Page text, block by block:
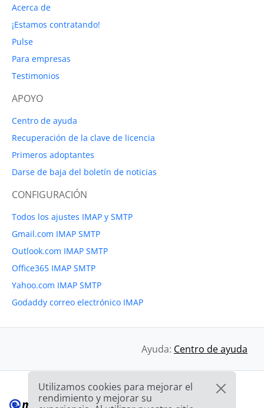
Acerca de
¡Estamos contratando!
Pulse
Para empresas
Testimonios
APOYO
Centro de ayuda
Recuperación de la clave de licencia
Primeros adoptantes
Darse de baja del boletín de noticias
CONFIGURACIÓN
Todos los ajustes IMAP y SMTP
Gmail.com IMAP SMTP
Outlook.com IMAP SMTP
Office365 IMAP SMTP
Yahoo.com IMAP SMTP
Godaddy correo electrónico IMAP
Ayuda: Centro de ayuda
Utilizamos cookies para mejorar el
rendimiento y mejorar su